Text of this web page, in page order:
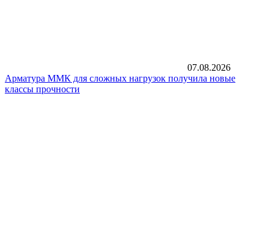
07.08.2026
Арматура ММК для сложных нагрузок получила новые
классы прочности